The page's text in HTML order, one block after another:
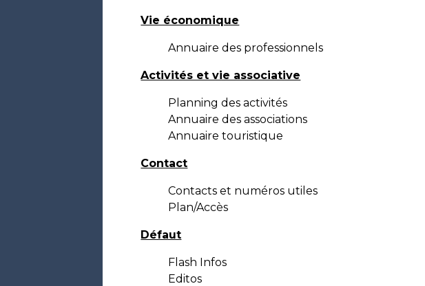
Vie économique
Annuaire des professionnels
Activités et vie associative
Planning des activités
Annuaire des associations
Annuaire touristique
Contact
Contacts et numéros utiles
Plan/Accès
Défaut
Flash Infos
Editos